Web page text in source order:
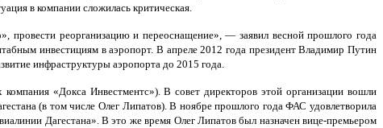
в компании сложилась критическая.
провести реорганизацию и переоснащение», — заявил весной прошлого года
инвестициям в аэропорт. В апреле 2012 года президент Владимир Путин
инфраструктуры аэропорта до 2015 года.
«Докса Инвестментс»). В совет директоров этой организации вошли
(в том числе Олег Липатов). В ноябре прошлого года ФАС удовлетворила
Дагестана». В это же время Олег Липатов был назначен вице-премьером